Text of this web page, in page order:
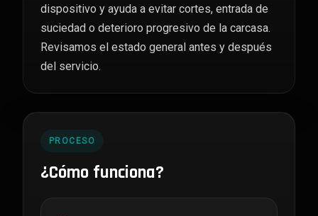
dispositivo y ayuda a evitar cortes, entrada de
suciedad o deterioro progresivo de la carcasa.
Revisamos el estado general antes y después
del servicio.
PROCESO
¿Cómo funciona?